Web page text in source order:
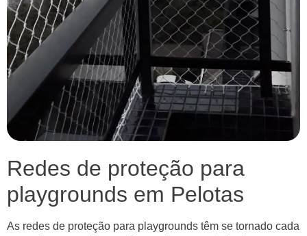
Redes de proteção para
playgrounds em Pelotas
As redes de proteção para playgrounds têm se tornado cada